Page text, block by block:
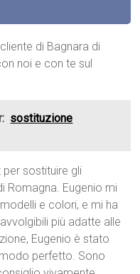
di Bagnara di
noi e con te sul
sostituzione
per sostituire gli
Romagna. Eugenio mi
e colori, e mi ha
più adatte alle
Eugenio è stato
perfetto. Sono